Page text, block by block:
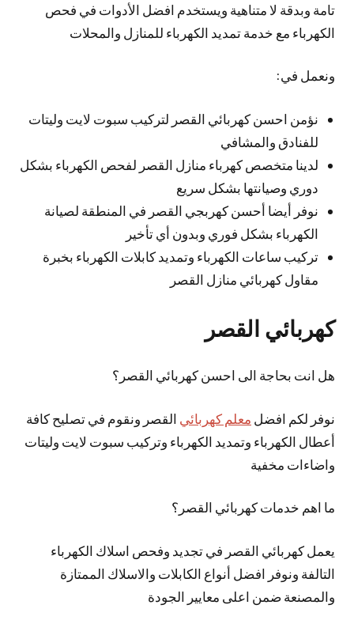
تامة وبدقة لا متناهية ويستخدم افضل الأدوات في فحص
الكهرباء مع خدمة تمديد الكهرباء للمنازل والمحلات
ونعمل في:
نؤمن احسن كهربائي القصر لتركيب سبوت لايت وليتات
للفنادق والمشافي
لدينا متخصص كهرباء منازل القصر لفحص الكهرباء بشكل
دوري وصيانتها بشكل سريع
نوفر أيضا أحسن كهربجي القصر في المنطقة لصيانة
الكهرباء بشكل فوري وبدون أي تأخير
تركيب ساعات الكهرباء وتمديد كابلات الكهرباء بخبرة
مقاول كهربائي منازل القصر
كهربائي القصر
هل انت بحاجة الى احسن كهربائي القصر؟
نوفر لكم افضل معلم كهربائي القصر ونقوم في تصليح كافة
أعطال الكهرباء وتمديد الكهرباء وتركيب سبوت لايت وليتات
واضاءات مخفية
ما اهم خدمات كهربائي القصر؟
يعمل كهربائي القصر في تجديد وفحص اسلاك الكهرباء
التالفة ونوفر افضل أنواع الكابلات والاسلاك الممتازة
والمصنعة ضمن اعلى معايير الجودة